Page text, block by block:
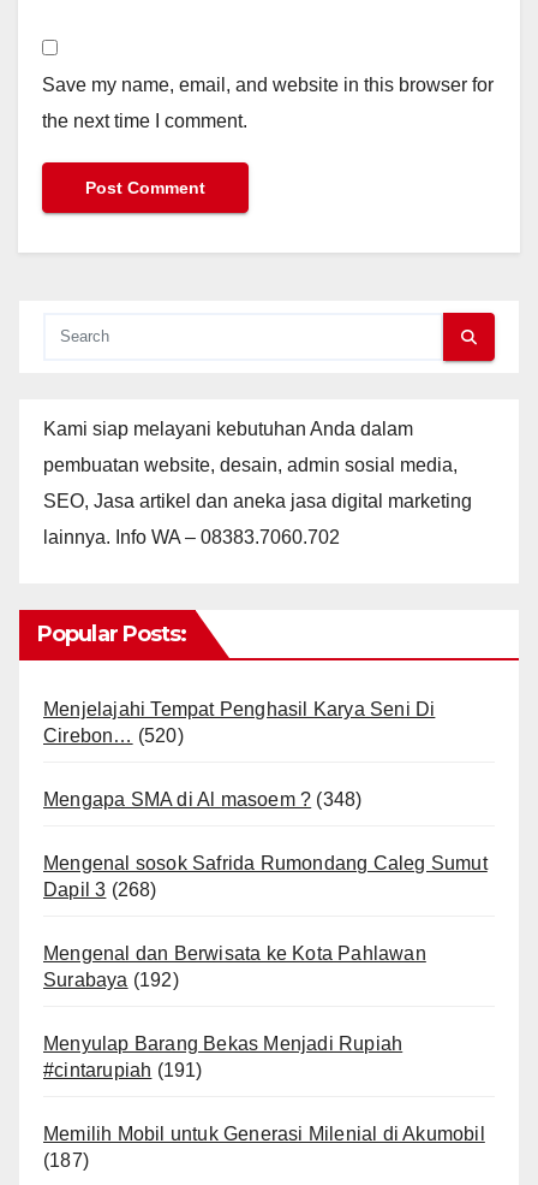
Save my name, email, and website in this browser for
the next time I comment.
Kami siap melayani kebutuhan Anda dalam
pembuatan website, desain, admin sosial media,
SEO, Jasa artikel dan aneka jasa digital marketing
lainnya. Info WA – 08383.7060.702
Popular Posts:
Menjelajahi Tempat Penghasil Karya Seni Di
Cirebon… (520)
Mengapa SMA di Al masoem ? (348)
Mengenal sosok Safrida Rumondang Caleg Sumut
Dapil 3 (268)
Mengenal dan Berwisata ke Kota Pahlawan
Surabaya (192)
Menyulap Barang Bekas Menjadi Rupiah
#cintarupiah (191)
Memilih Mobil untuk Generasi Milenial di Akumobil
(187)